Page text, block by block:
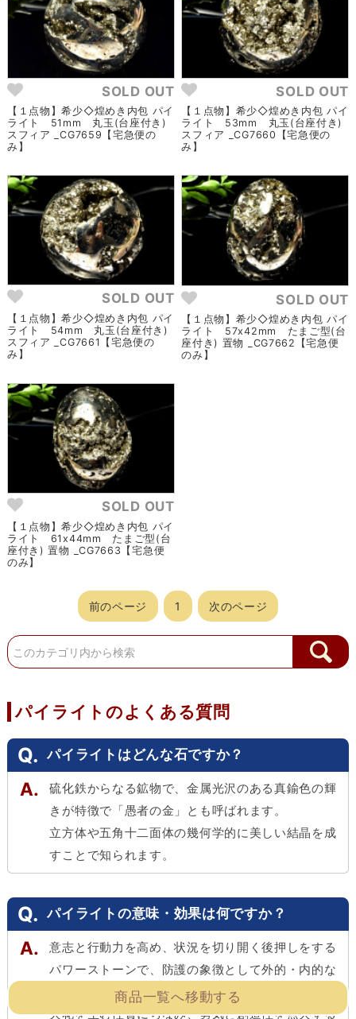
商品一覧へ移動する
SOLD OUT
【１点物】希少◇煌めき内包 パイ
ライト 51mm 丸玉(台座付き)
スフィア _CG7659【宅急便の
み】
SOLD OUT
【１点物】希少◇煌めき内包 パイ
ライト 53mm 丸玉(台座付き)
スフィア _CG7660【宅急便の
み】
SOLD OUT
【１点物】希少◇煌めき内包 パイ
ライト 54mm 丸玉(台座付き)
スフィア _CG7661【宅急便の
み】
SOLD OUT
【１点物】希少◇煌めき内包 パイ
ライト 57x42mm たまご型(台
座付き) 置物 _CG7662【宅急便
のみ】
SOLD OUT
【１点物】希少◇煌めき内包 パイ
ライト 61x44mm たまご型(台
座付き) 置物 _CG7663【宅急便
のみ】
前のページ 1 次のページ
パイライトのよくある質問
パイライトはどんな石ですか？
硫化鉄からなる鉱物で、金属光沢のある真鍮色の輝
きが特徴で「愚者の金」とも呼ばれます。
立方体や五角十二面体の幾何学的に美しい結晶を成
すことで知られます。
パイライトの意味・効果は何ですか？
意志と行動力を高め、状況を切り開く後押しをする
パワーストーンで、防護の象徴として外的・内的な
ネガティブから身を守ります。
火花を生む性質にちなみ、勇気と創造性を点火する